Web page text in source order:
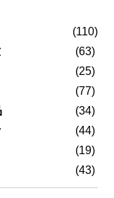
(110)
(63)
(25)
(77)
(34)
(44)
(19)
(43)